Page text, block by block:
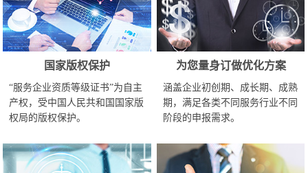
国家版权保护
“服务企业资质等级证书”为自主
产权，受中国人民共和国国家版
权局的版权保护。
为您量身订做优化方案
涵盖企业初创期、成长期、成熟
期，满足各类不同服务行业不同
阶段的申报需求。